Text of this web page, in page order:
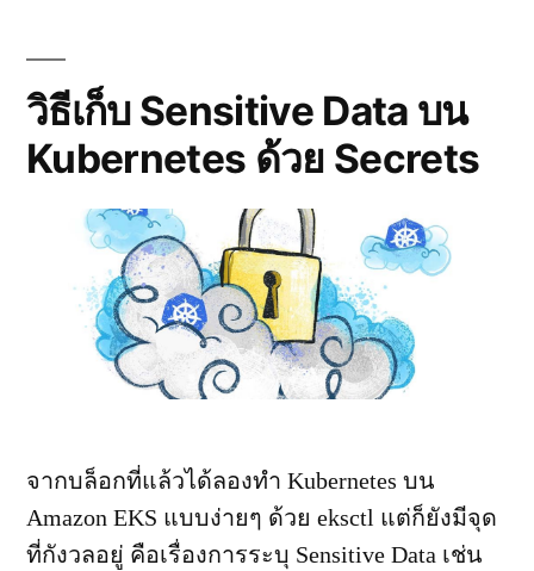
วิธีเก็บ Sensitive Data บน
Kubernetes ด้วย Secrets
จากบล็อกที่แล้วได้ลองทำ Kubernetes บน
Amazon EKS แบบง่ายๆ ด้วย eksctl แต่ก็ยังมีจุด
ที่กังวลอยู่ คือเรื่องการระบุ Sensitive Data เช่น